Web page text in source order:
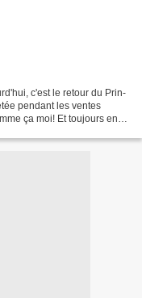
c'est le retour du Prin-
pendant les ventes
ça moi! Et toujours en